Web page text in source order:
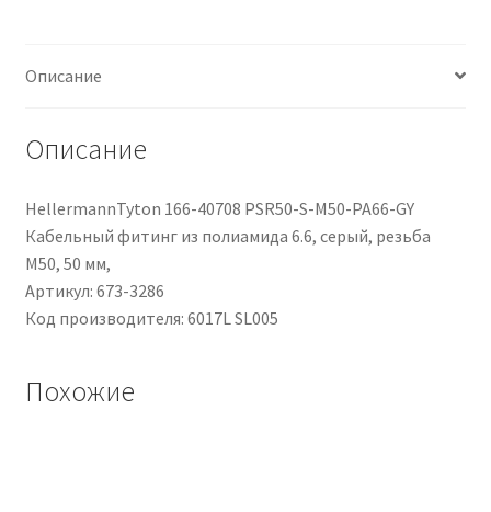
AWG,
300
V
Описание
Описание
HellermannTyton 166-40708 PSR50-S-M50-PA66-GY
Кабельный фитинг из полиамида 6.6, серый, резьба
M50, 50 мм,
Артикул: 673-3286
Код производителя: 6017L SL005
Похожие